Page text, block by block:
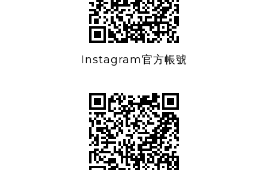
Instagram官方帳號